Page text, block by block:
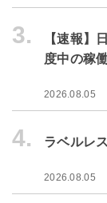
3.
【速報】
度中の稼
2026.08.05
4. ラベルレ
2026.08.05